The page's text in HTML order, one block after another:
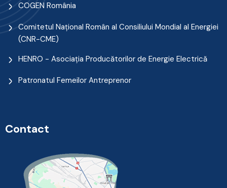
COGEN România
Comitetul Naţional Român al Consiliului Mondial al Energiei
(CNR-CME)
HENRO - Asociația Producătorilor de Energie Electrică
Patronatul Femeilor Antreprenor
Contact